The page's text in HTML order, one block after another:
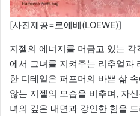
[사진제공=로에베(LOEWE)]
지젤의 에너지를 머금고 있는
에서 그녀를 지켜주는 리추얼과
한 디테일은 퍼포머의 바쁜 삶
않는 지젤의 모습을 비추며, 자
녀의 깊은 내면과 강인한 힘을